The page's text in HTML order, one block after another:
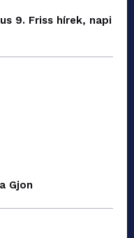
9. Friss hírek, napi
Gjon